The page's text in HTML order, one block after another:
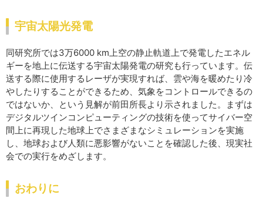
宇宙太陽光発電
同研究所では3万6000 km上空の静止軌道上で発電したエネル
ギーを地上に伝送する宇宙太陽発電の研究も行っています。伝
送する際に使用するレーザが実現すれば、雲や海を暖めたり冷
やしたりすることができるため、気象をコントロールできるの
ではないか、という見解が前田所長より示されました。まずは
デジタルツインコンピューティングの技術を使ってサイバー空
間上に再現した地球上でさまざまなシミュレーションを実施
し、地球および人類に悪影響がないことを確認した後、現実社
会での実行をめざします。
おわりに